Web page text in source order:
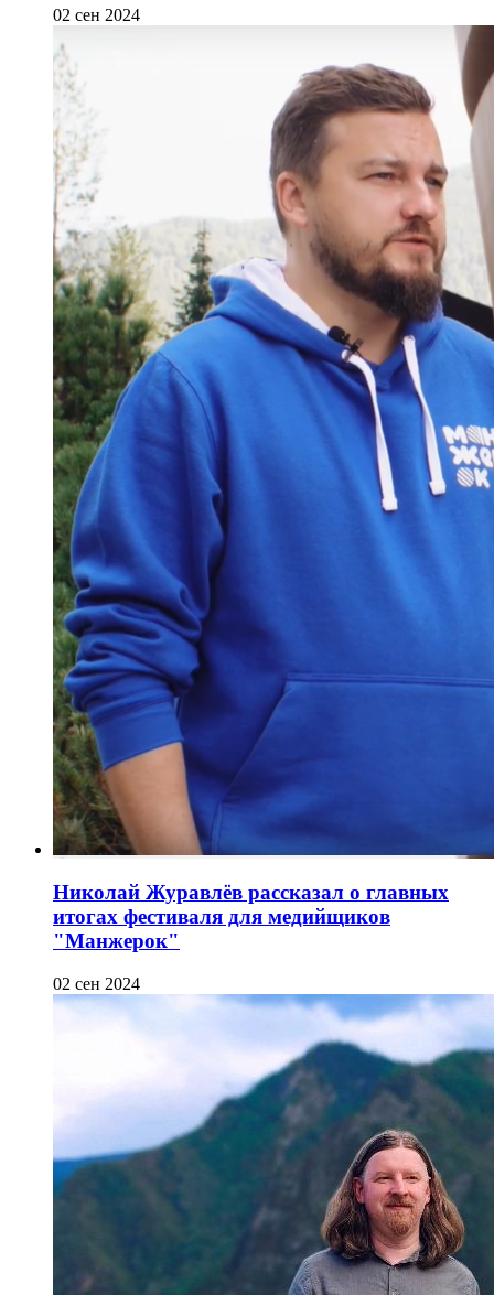
02 сен 2024
Николай Журавлёв рассказал о главных
итогах фестиваля для медийщиков
"Манжерок"
02 сен 2024